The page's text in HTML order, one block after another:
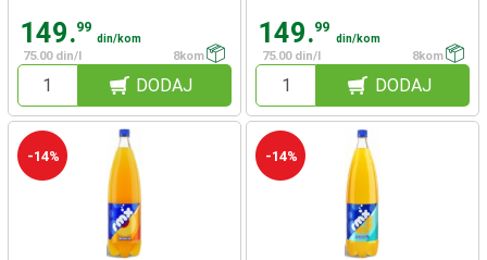
149.99
din/kom
75.00 din/l
8kom
DODAJ
149.99
din/kom
75.00 din/l
8kom
DODAJ
-14% -14%